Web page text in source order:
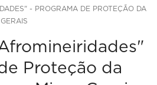
- PROGRAMA DE PROTEÇÃO DA
Proteção da